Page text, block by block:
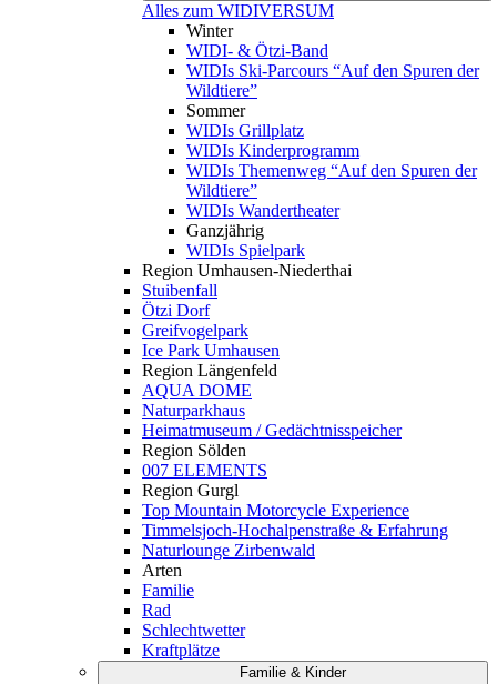
Alles zum WIDIVERSUM
Winter
WIDI- & Ötzi-Band
WIDIs Ski-Parcours “Auf den Spuren der
Wildtiere”
Sommer
WIDIs Grillplatz
WIDIs Kinderprogramm
WIDIs Themenweg “Auf den Spuren der
Wildtiere”
WIDIs Wandertheater
Ganzjährig
WIDIs Spielpark
Region Umhausen-Niederthai
Stuibenfall
Ötzi Dorf
Greifvogelpark
Ice Park Umhausen
Region Längenfeld
AQUA DOME
Naturparkhaus
Heimatmuseum / Gedächtnisspeicher
Region Sölden
007 ELEMENTS
Region Gurgl
Top Mountain Motorcycle Experience
Timmelsjoch-Hochalpenstraße & Erfahrung
Naturlounge Zirbenwald
Arten
Familie
Rad
Schlechtwetter
Kraftplätze
Familie & Kinder